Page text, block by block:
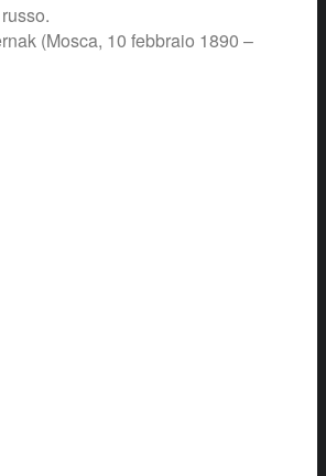
(Mosca, 10 febbraio 1890 –